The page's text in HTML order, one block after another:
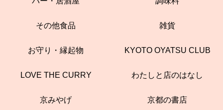
その他食品 雑貨
お守り・縁起物 KYOTO OYATSU CLUB
LOVE THE CURRY わたしと店のはなし
京みやげ 京都の書店